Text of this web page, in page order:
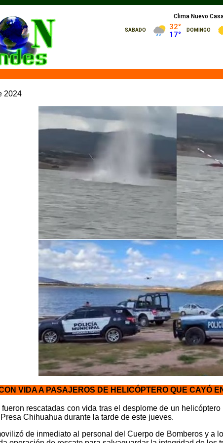
2024
VIDA A PASAJEROS DE HELICÓPTERO QUE CAYÓ
fueron rescatadas con vida tras el desplome de un
Chihuahua durante la tarde de este jueves.
de inmediato al personal del Cuerpo de Bomberos y a